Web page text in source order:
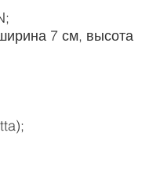
7 см, высота